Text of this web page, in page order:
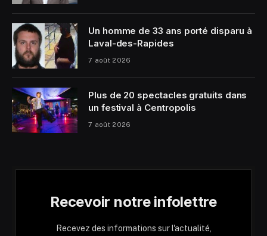
Un homme de 33 ans porté disparu à
Laval-des-Rapides
7 août 2026
Plus de 20 spectacles gratuits dans
un festival à Centropolis
7 août 2026
Recevoir notre infolettre
Recevez des informations sur l'actualité,